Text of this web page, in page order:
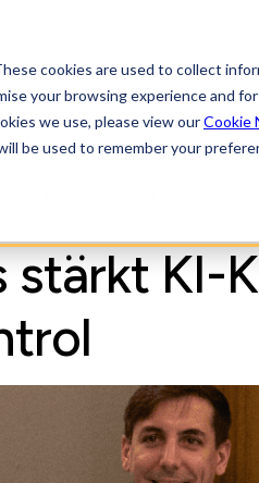
cookies are used to collect
your browsing experience and
we use, please view ourCookie
be used to remember your
AchillesAI Plattform
stärkt KI-